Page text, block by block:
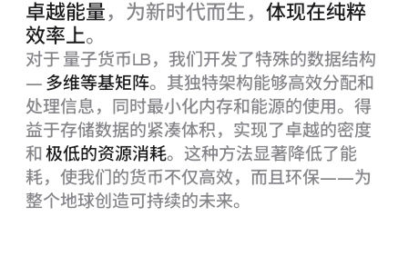
卓越能量，为新时代而生， 体现在纯粹
效率上。
对于 量子货币LB，我们开发了特殊的数据结构
— 多维等基矩阵。其独特架构能够高效分配和
处理信息，同时最小化内存和能源的使用。得
益于存储数据的紧凑体积，实现了卓越的密度
和 极低的资源消耗。这种方法显著降低了能
耗，使我们的货币不仅高效，而且环保——为
整个地球创造可持续的未来。